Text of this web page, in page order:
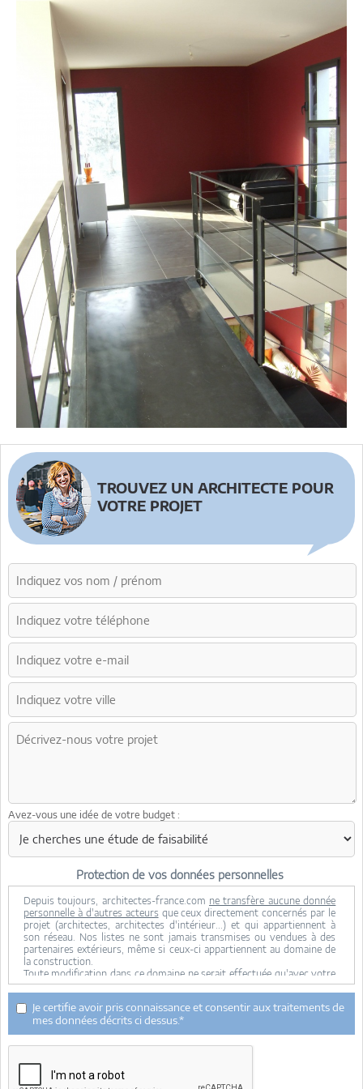
TROUVEZ UN ARCHITECTE POUR
VOTRE PROJET
Avez-vous une idée de votre budget :
Protection de vos données personnelles
Depuis toujours, architectes-france.com ne transfère aucune donnée
personnelle à d'autres acteurs que ceux directement concernés par le
projet (architectes, architectes d'intérieur...) et qui appartiennent à
son réseau. Nos listes ne sont jamais transmises ou vendues à des
partenaires extérieurs, même si ceux-ci appartiennent au domaine de
la construction.
Toute modification dans ce domaine ne serait effectuée qu'avec votre
consentement.
Je consens à ce que mes données personnelles soient collectées pour
permettre à architectes-france de transférer votre projet aux
architectes. Seul Architectes-france, ses équipes internes et la
maitrise d'oeuvre concernée par le projet y ont accès. Aucune
transmission de données à des tiers à l'exclusion de ceux décrits ci
dessus n'est réalisée.
Mes données téléphoniques seront uniquement utilisées par
Je certifie avoir pris connaissance et consentir aux traitements de
mes données décrits ci dessus.*